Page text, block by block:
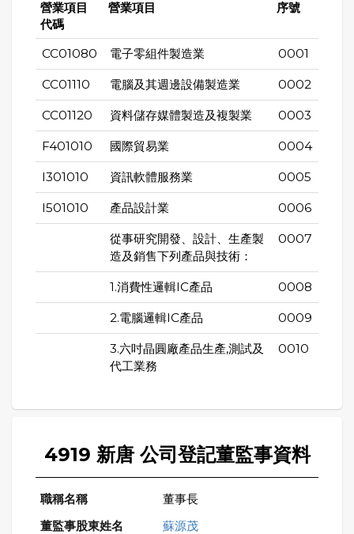
營業項目
代碼
營業項目 序號
CC01080 電子零組件製造業 0001
CC01110 電腦及其週邊設備製造業 0002
CC01120 資料儲存媒體製造及複製業 0003
F401010 國際貿易業 0004
I301010 資訊軟體服務業 0005
I501010 產品設計業 0006
從事研究開發、設計、生產製
造及銷售下列產品與技術：
0007
1.消費性邏輯IC產品 0008
2.電腦邏輯IC產品 0009
3.六吋晶圓廠產品生產,測試及
代工業務
0010
4919 新唐 公司登記董監事資料
董事長
蘇源茂